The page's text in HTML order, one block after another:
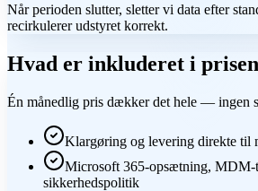
Når perioden slutter, sletter vi data efter
recirkulerer udstyret korrekt.
Hvad er inkluderet i
Én månedlig pris dækker det hele — ingen
Klargøring og levering direkte til
Microsoft 365-opsætning, MDM-
sikkerhedspolitik